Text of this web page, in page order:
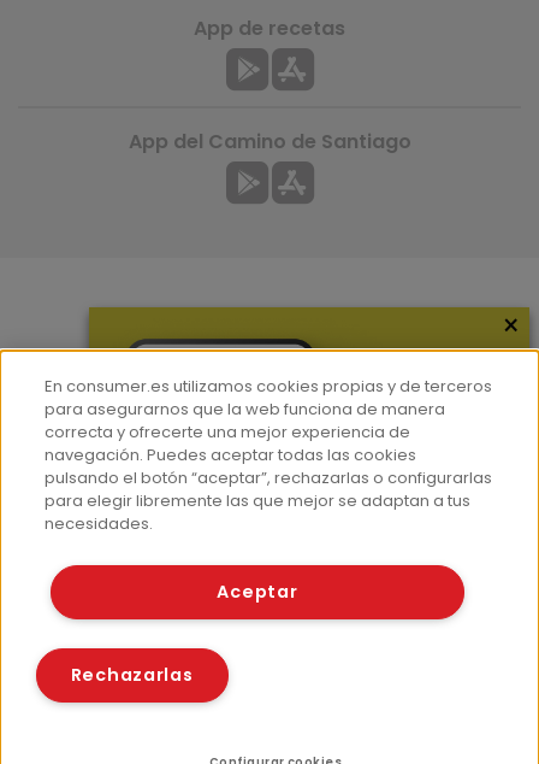
Hemeroteca
Contacto
Prensa
Corpus Lingüístico Consumer
App de recetas
App del Camino de Santiago
© Fundación EROSKI
Políticas de cookies
×
En consumer.es utilizamos cookies propias y de terceros
para asegurarnos que la web funciona de manera
correcta y ofrecerte una mejor experiencia de
navegación. Puedes aceptar todas las cookies
pulsando el botón “aceptar”, rechazarlas o configurarlas
para elegir libremente las que mejor se adaptan a tus
necesidades.
Aceptar
Rechazarlas